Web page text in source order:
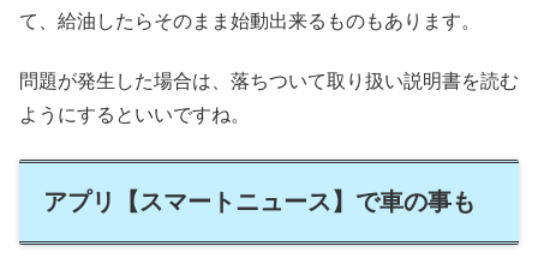
て、給油したらそのまま始動出来るものもあります。
問題が発生した場合は、落ちついて取り扱い説明書を読む
ようにするといいですね。
アプリ【スマートニュース】で車の事も